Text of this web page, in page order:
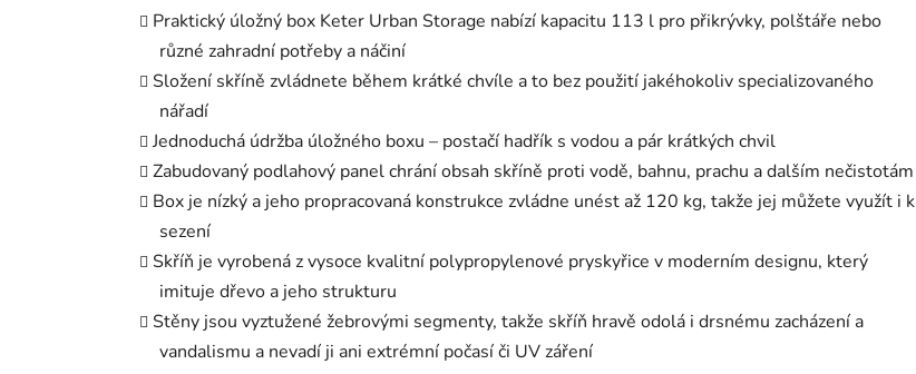
Praktický úložný box Keter Urban Storage nabízí kapacitu 113 l pro přikrývky, polštáře nebo
různé zahradní potřeby a náčiní
Složení skříně zvládnete během krátké chvíle a to bez použití jakéhokoliv specializovaného
nářadí
Jednoduchá údržba úložného boxu – postačí hadřík s vodou a pár krátkých chvil
Zabudovaný podlahový panel chrání obsah skříně proti vodě, bahnu, prachu a dalším nečistotám
Box je nízký a jeho propracovaná konstrukce zvládne unést až 120 kg, takže jej můžete využít i k
sezení
Skříň je vyrobená z vysoce kvalitní polypropylenové pryskyřice v moderním designu, který
imituje dřevo a jeho strukturu
Stěny jsou vyztužené žebrovými segmenty, takže skříň hravě odolá i drsnému zacházení a
vandalismu a nevadí ji ani extrémní počasí či UV záření